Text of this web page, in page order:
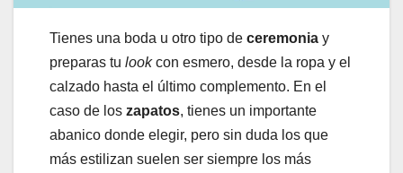
Tienes una boda u otro tipo de ceremonia y
preparas tu lookcon esmero, desde la ropa y el
calzado hasta el último complemento. En el
caso de los zapatos, tienes un importante
abanico donde elegir, pero sin duda los que
más estilizan suelen ser siempre los más